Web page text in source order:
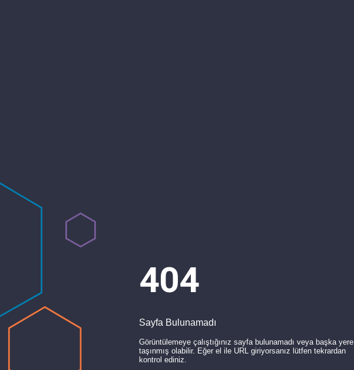
404
Sayfa Bulunamadı
Görüntülemeye çalıştığınız sayfa bulunamadı veya başka yere
taşınmış olabilir. Eğer el ile URL giriyorsanız lütfen tekrardan
kontrol ediniz.